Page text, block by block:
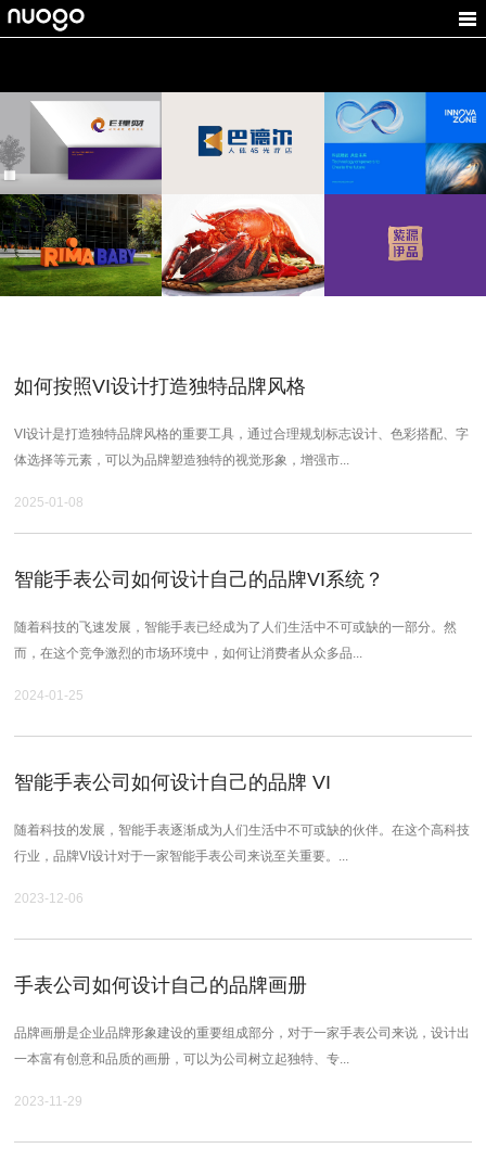
E理财
金融VI设计,基金理财
LOGO设计,VI设计
锐马
童车VI设计,婴儿品牌设
计,LOGO设计
医疗企业形象设计,健康
水牛号
餐饮VI设计,食品LOGO
设计
德方创域
电池品牌设计，新能源
VI设计，新能源logo设
紫源伊品
保健品LOGO设计,产品
如何按照VI设计打造独特品牌风格
VI设计是打造独特品牌风格的重要工具，通过合理规划标志设计、色彩搭配、字
体选择等元素，可以为品牌塑造独特的视觉形象，增强市...
2025-01-08
智能手表公司如何设计自己的品牌VI系统？
随着科技的飞速发展，智能手表已经成为了人们生活中不可或缺的一部分。然
而，在这个竞争激烈的市场环境中，如何让消费者从众多品...
2024-01-25
智能手表公司如何设计自己的品牌 VI
随着科技的发展，智能手表逐渐成为人们生活中不可或缺的伙伴。在这个高科技
行业，品牌VI设计对于一家智能手表公司来说至关重要。...
2023-12-06
手表公司如何设计自己的品牌画册
品牌画册是企业品牌形象建设的重要组成部分，对于一家手表公司来说，设计出
一本富有创意和品质的画册，可以为公司树立起独特、专...
2023-11-29